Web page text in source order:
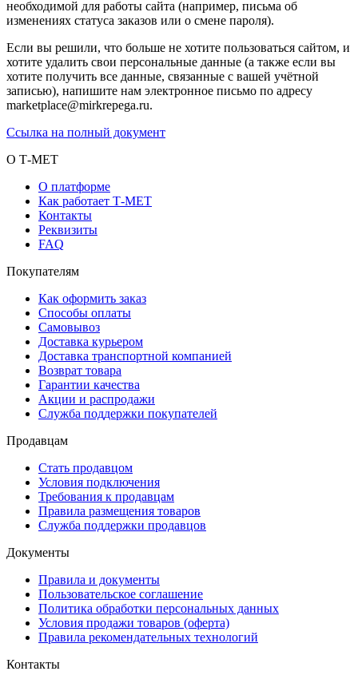
необходимой для работы сайта (например, письма об
изменениях статуса заказов или о смене пароля).
Если вы решили, что больше не хотите пользоваться сайтом, и
хотите удалить свои персональные данные (а также если вы
хотите получить все данные, связанные с вашей учётной
записью), напишите нам электронное письмо по адресу
marketplace@mirkrepega.ru.
Ссылка на полный документ
О Т-МЕТ
О платформе
Как работает Т-МЕТ
Контакты
Реквизиты
FAQ
Покупателям
Как оформить заказ
Способы оплаты
Самовывоз
Доставка курьером
Доставка транспортной компанией
Возврат товара
Гарантии качества
Акции и распродажи
Служба поддержки покупателей
Продавцам
Стать продавцом
Условия подключения
Требования к продавцам
Правила размещения товаров
Служба поддержки продавцов
Документы
Правила и документы
Пользовательское соглашение
Политика обработки персональных данных
Условия продажи товаров (оферта)
Правила рекомендательных технологий
Контакты